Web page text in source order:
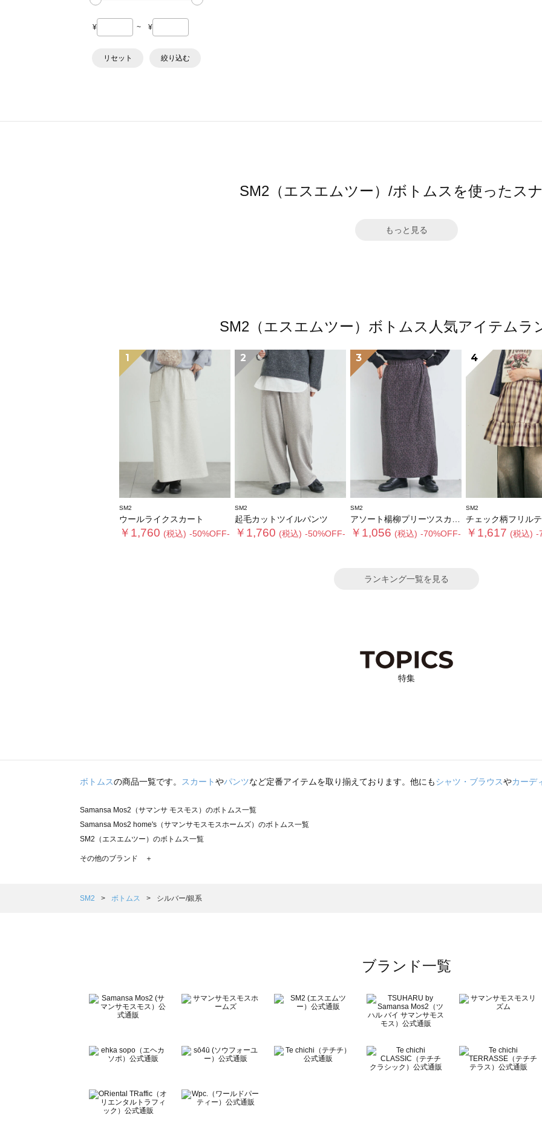
¥ ~ ¥
リセット 絞り込む
SM2（エスエムツー）/ボトムスを使ったス
もっと見る
SM2（エスエムツー）ボトムス人気アイテムラ
1
SM2
ウールライクスカート
￥1,760 (税込) -50%OFF-
2
SM2
起毛カットツイルパンツ
￥1,760 (税込) -50%OFF-
3
SM2
アソート楊柳プリーツスカート
￥1,056 (税込) -70%OFF-
4
SM2
チェック柄フリルティアード
￥1,617 (税込) -
ランキング一覧を見る
特集
ボトムスの商品一覧です。 スカートやパンツなど定番アイテムを取り揃えております。他にもシャツ・ブラウスやカーデ
Samansa Mos2（サマンサ モスモス）のボトムス一覧
Samansa Mos2 home's（サマンサモスモスホームズ）のボトムス一覧
SM2（エスエムツー）のボトムス一覧
TSUHARU by Samansa Mos2（ツハルバイサマンサモスモス）のボトムス一覧
Samansa Mos2 Lagom（サマンサモスモス ラーゴム）のボトムス一覧
BETTY'S BLUE（べティーズブルー）のボトムス一覧
Wpc.（ワールドパーティー）のボトムス一覧
その他のブランド ＋
SM2 ボトムス シルバー/銀系
ブランド一覧